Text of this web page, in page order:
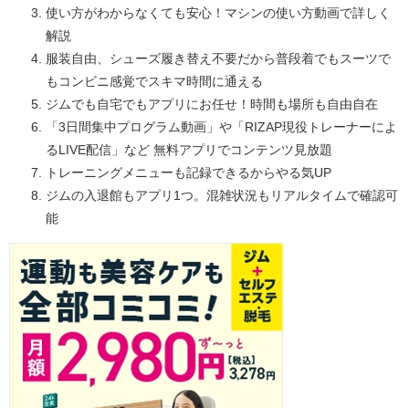
使い方がわからなくても安心！マシンの使い方動画で詳しく
解説
服装自由、シューズ履き替え不要だから普段着でもスーツで
もコンビニ感覚でスキマ時間に通える
ジムでも自宅でもアプリにお任せ！時間も場所も自由自在
「3日間集中プログラム動画」や「RIZAP現役トレーナーによ
るLIVE配信」など 無料アプリでコンテンツ見放題
トレーニングメニューも記録できるからやる気UP
ジムの入退館もアプリ1つ。混雑状況もリアルタイムで確認可
能